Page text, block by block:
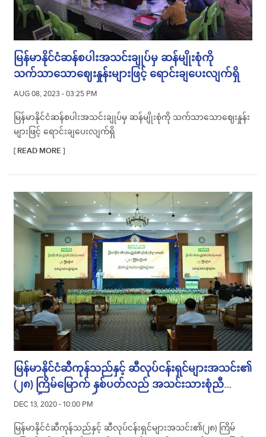
မြန်မာနိုင်ငံဆန်စပါးအသင်းချုပ်မှ ဆန်မျိုးစုံကို
သက်သာသောဈေးနှုန်းများဖြင့် ရောင်းချပေးလျက်ရှိ
AUG 08, 2023 - 03:25 PM
မြန်မာနိုင်ငံဆန်စပါးအသင်းချုပ်မှ ဆန်မျိုးစုံကို သက်သာသောဈေးနှုန်း
များဖြင့် ရောင်းချပေးလျက်ရှိ
[ READ MORE ]
မြန်မာနိုင်ငံဆီကုန်သည်နှင့် ဆီလုပ်ငန်းရှင်များအသင်း၏
(၂၈) ကြိမ်မြောက် နှစ်ပတ်လည် အသင်းသားစုံညီ
အစည်းအဝေးကျင်းပ
DEC 13, 2020 - 10:00 PM
မြန်မာနိုင်ငံဆီကုန်သည်နှင့် ဆီလုပ်ငန်းရှင်များအသင်း၏(၂၈) ကြိမ်